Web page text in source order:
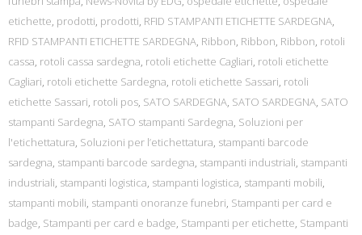
etichette, prodotti, prodotti, RFID STAMPANTI ETICHETTE SARDEGNA,
RFID STAMPANTI ETICHETTE SARDEGNA, Ribbon, Ribbon, Ribbon, rotoli
cassa, rotoli cassa sardegna, rotoli etichette Cagliari, rotoli etichette
Cagliari, rotoli etichette Sardegna, rotoli etichette Sassari, rotoli
etichette Sassari, rotoli pos, SATO SARDEGNA, SATO SARDEGNA, SATO
stampanti Sardegna, SATO stampanti Sardegna, Soluzioni per
l'etichettatura, Soluzioni per l’etichettatura, stampanti barcode
sardegna, stampanti barcode sardegna, stampanti industriali, stampanti
industriali, stampanti logistica, stampanti logistica, stampanti mobili,
stampanti mobili, stampanti onoranze funebri, Stampanti per card e
badge, Stampanti per card e badge, Stampanti per etichette, Stampanti